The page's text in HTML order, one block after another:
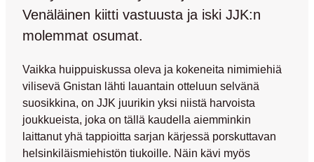
Venäläinen kiitti vastuusta ja iski JJK:n
molemmat osumat.
Vaikka huippuiskussa oleva ja kokeneita nimimiehiä
vilisevä Gnistan lähti lauantain otteluun selvänä
suosikkina, on JJK juurikin yksi niistä harvoista
joukkueista, joka on tällä kaudella aiemminkin
laittanut yhä tappioitta sarjan kärjessä porskuttavan
helsinkiläismiehistön tiukoille. Näin kävi myös